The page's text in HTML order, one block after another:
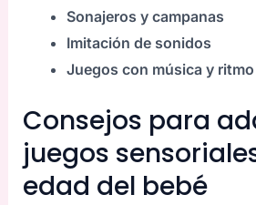
Sonajeros y campanas
Imitación de sonidos
Juegos con música y ritmo
Consejos para
juegos
edad del bebé